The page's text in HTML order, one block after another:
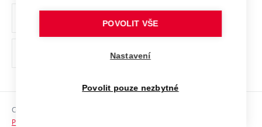
Ochrana osobních údajů
odkaz)
Sociální bezpečí
Copyright © 2026 VUT
Prohlášení o přístupnosti
POVOLIT VŠE
Nastavení
Povolit pouze nezbytné